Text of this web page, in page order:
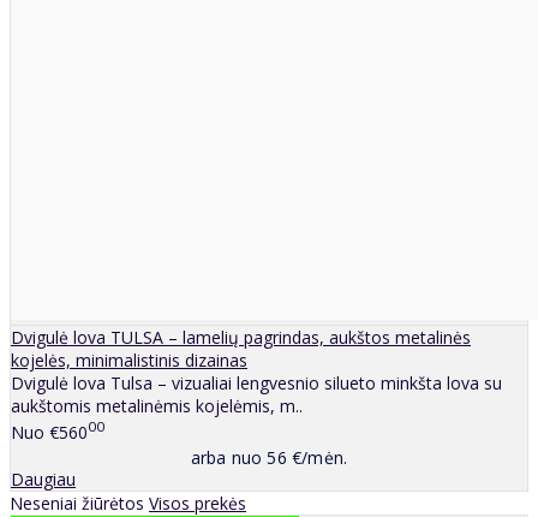
Dvigulė lova TULSA – lamelių pagrindas, aukštos metalinės
kojelės, minimalistinis dizainas
Dvigulė lova Tulsa – vizualiai lengvesnio silueto minkšta lova su
aukštomis metalinėmis kojelėmis, m..
Nuo €56000
arba nuo 56 €/mėn.
Daugiau
Neseniai žiūrėtos Visos prekės